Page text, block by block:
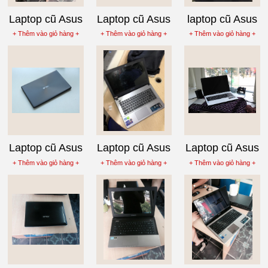
Laptop cũ Asus
K53SV - SX491
Core i5-2430M
+ Thêm vào giỏ hàng +
Laptop cũ Asus
K43SD-VX556
Core i3-2350M
+ Thêm vào giỏ hàng +
laptop cũ Asus
K45A-VX307D,
Core i3-3120M
hãng
+ Thêm vào giỏ hàng +
Laptop cũ Asus
X550CA-
XX120D Core
+ Thêm vào giỏ hàng +
Laptop cũ Asus
X450CC-
WX009, Core
i5-3337U
+ Thêm vào giỏ hàng +
Laptop cũ Asus
X501A-XX231
Core i3-2370M
Màu Trắng
+ Thêm vào giỏ hàng +